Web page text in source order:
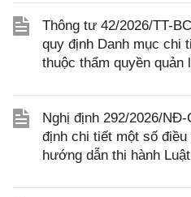
Thông tư 42/2026/TT-
quy định Danh mục chi
thuộc thẩm quyền
Nghị định 292/2026/
định chi tiết một số
hướng dẫn thi hành